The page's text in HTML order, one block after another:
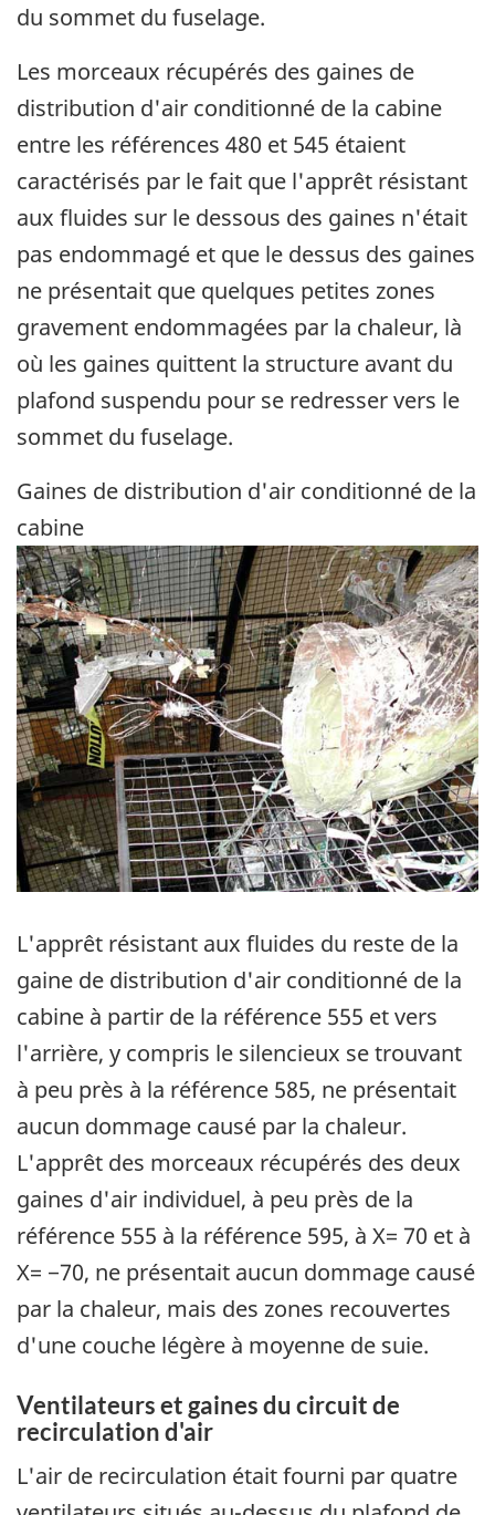
du sommet du fuselage.
Les morceaux récupérés des gaines de
distribution d'air conditionné de la cabine
entre les références 480 et 545 étaient
caractérisés par le fait que l'apprêt résistant
aux fluides sur le dessous des gaines n'était
pas endommagé et que le dessus des gaines
ne présentait que quelques petites zones
gravement endommagées par la chaleur, là
où les gaines quittent la structure avant du
plafond suspendu pour se redresser vers le
sommet du fuselage.
Gaines de distribution d'air conditionné de la
cabine
Image
L'apprêt résistant aux fluides du reste de la
gaine de distribution d'air conditionné de la
cabine à partir de la référence 555 et vers
l'arrière, y compris le silencieux se trouvant
à peu près à la référence 585, ne présentait
aucun dommage causé par la chaleur.
L'apprêt des morceaux récupérés des deux
gaines d'air individuel, à peu près de la
référence 555 à la référence 595, à X= 70 et à
X= −70, ne présentait aucun dommage causé
par la chaleur, mais des zones recouvertes
d'une couche légère à moyenne de suie.
Ventilateurs et gaines du circuit de
recirculation d'air
L'air de recirculation était fourni par quatre